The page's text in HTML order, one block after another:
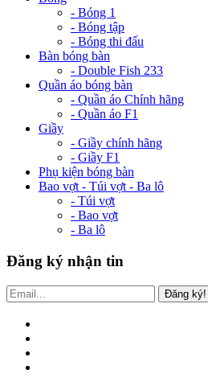
- Bóng 1
- Bóng tập
- Bóng thi đấu
Bàn bóng bàn
- Double Fish 233
Quần áo bóng bàn
- Quần áo Chính hãng
- Quần áo F1
Giầy
- Giầy chính hãng
- Giầy F1
Phụ kiện bóng bàn
Bao vợt - Túi vợt - Ba lô
- Túi vợt
- Bao vợt
- Ba lô
Đăng ký nhận tin
Đăng ký!